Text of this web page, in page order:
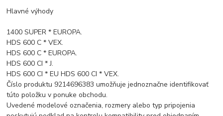
Hlavné výhody
1400 SUPER * EUROPA.
HDS 600 C * VEX.
HDS 600 C * EUROPA.
HDS 600 CI * J.
HDS 600 CI * EU HDS 600 CI * VEX.
Číslo produktu 9214696383 umožňuje jednoznačne identifikovať
túto položku v ponuke obchodu.
Uvedené modelové označenia, rozmery alebo typ pripojenia